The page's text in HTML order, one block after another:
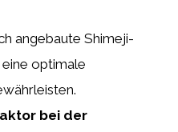
angebaute Shimeji-
optimale
bei der